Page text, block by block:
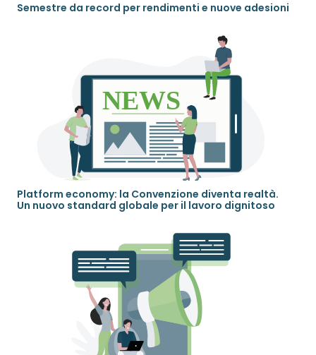
Semestre da record per rendimenti e nuove adesioni
Platform economy: la Convenzione diventa realtà.
Un nuovo standard globale per il lavoro dignitoso